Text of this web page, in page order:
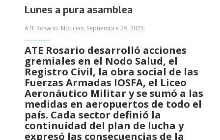
Lunes a pura asamblea
ATE Rosario. Noticias. Septiembre 29, 2025.
ATE Rosario desarrolló acciones
gremiales en el Nodo Salud, el
Registro Civil, la obra social de las
Fuerzas Armadas IOSFA, el Liceo
Aeronáutico Militar y se sumó a las
medidas en aeropuertos de todo el
país. Cada sector definió la
continuidad del plan de lucha y
expresó las consecuencias de la